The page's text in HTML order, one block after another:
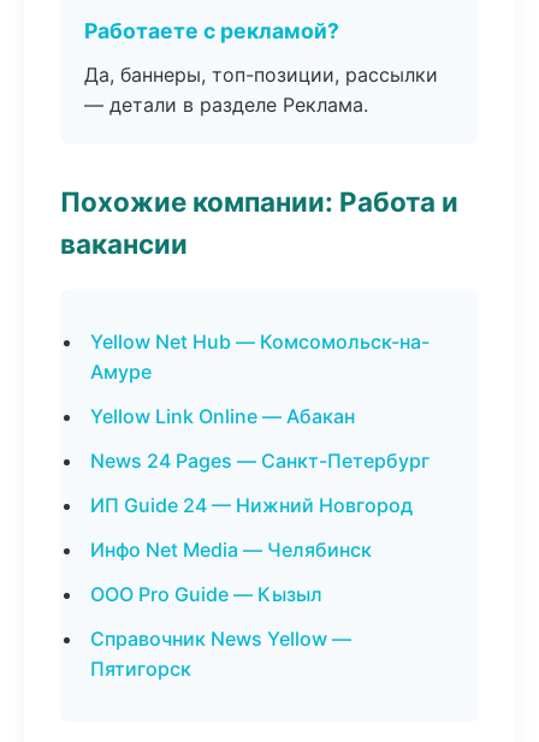
Работаете с рекламой?
Да, баннеры, топ-позиции, рассылки
— детали в разделе Реклама.
Похожие компании: Работа и
вакансии
Yellow Net Hub — Комсомольск-на-
Амуре
Yellow Link Online — Абакан
News 24 Pages — Санкт-Петербург
ИП Guide 24 — Нижний Новгород
Инфо Net Media — Челябинск
ООО Pro Guide — Кызыл
Справочник News Yellow —
Пятигорск